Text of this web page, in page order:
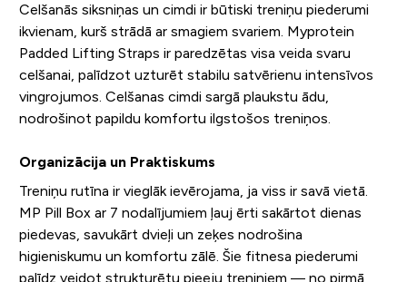
Celšanās siksniņas un cimdi ir būtiski treniņu piederumi
ikvienam, kurš strādā ar smagiem svariem. Myprotein
Padded Lifting Straps ir paredzētas visa veida svaru
celšanai, palīdzot uzturēt stabilu satvērienu intensīvos
vingrojumos. Celšanas cimdi sargā plaukstu ādu,
nodrošinot papildu komfortu ilgstošos treniņos.
Organizācija un Praktiskums
Treniņu rutīna ir vieglāk ievērojama, ja viss ir savā vietā.
MP Pill Box ar 7 nodalījumiem ļauj ērti sakārtot dienas
piedevas, savukārt dvieļi un zeķes nodrošina
higieniskumu un komfortu zālē. Šie fitnesa piederumi
palīdz veidot strukturētu pieeju treniņiem — no pirmā